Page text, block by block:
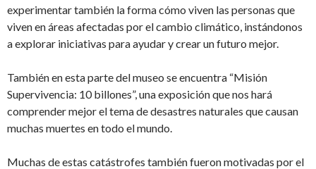
experimentar también la forma cómo viven las personas que
viven en áreas afectadas por el cambio climático, instándonos
a explorar iniciativas para ayudar y crear un futuro mejor.
También en esta parte del museo se encuentra “Misión
Supervivencia: 10 billones”, una exposición que nos hará
comprender mejor el tema de desastres naturales que causan
muchas muertes en todo el mundo.
Muchas de estas catástrofes también fueron motivadas por el